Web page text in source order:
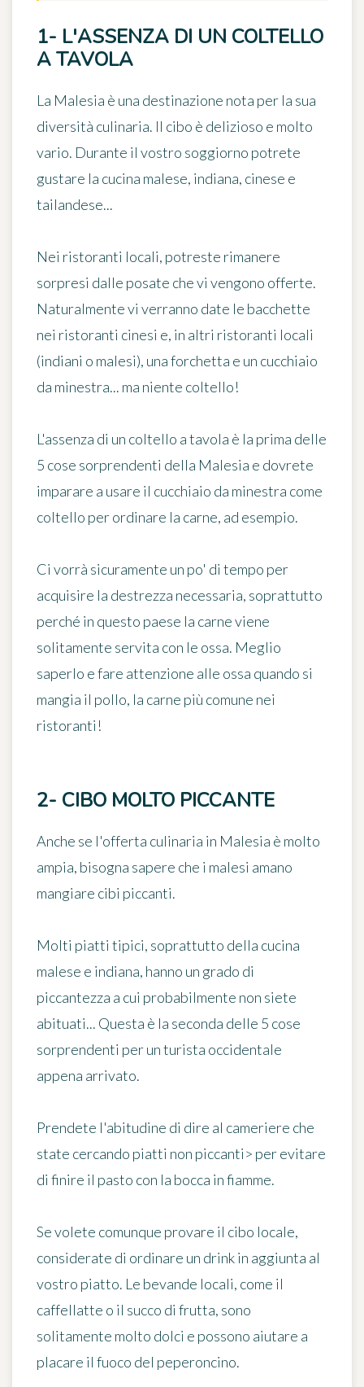
1- L'ASSENZA DI UN COLTELLO
A TAVOLA
La Malesia è una destinazione nota per la sua
diversità culinaria. Il cibo è delizioso e molto
vario. Durante il vostro soggiorno potrete
gustare la cucina malese, indiana, cinese e
tailandese...
Nei ristoranti locali, potreste rimanere
sorpresi dalle posate che vi vengono offerte.
Naturalmente vi verranno date le bacchette
nei ristoranti cinesi e, in altri ristoranti locali
(indiani o malesi), una forchetta e un cucchiaio
da minestra... ma niente coltello!
L'assenza di un coltello a tavola è la prima delle
5 cose sorprendenti della Malesia e dovrete
imparare a usare il cucchiaio da minestra come
coltello per ordinare la carne, ad esempio.
Ci vorrà sicuramente un po' di tempo per
acquisire la destrezza necessaria, soprattutto
perché in questo paese la carne viene
solitamente servita con le ossa. Meglio
saperlo e fare attenzione alle ossa quando si
mangia il pollo, la carne più comune nei
ristoranti!
2- CIBO MOLTO PICCANTE
Anche se l'offerta culinaria in Malesia è molto
ampia, bisogna sapere che i malesi amano
mangiare cibi piccanti.
Molti piatti tipici, soprattutto della cucina
malese e indiana, hanno un grado di
piccantezza a cui probabilmente non siete
abituati... Questa è la seconda delle 5 cose
sorprendenti per un turista occidentale
appena arrivato.
Prendete l'abitudine di dire al cameriere che
state cercando piatti non piccanti> per evitare
di finire il pasto con la bocca in fiamme.
Se volete comunque provare il cibo locale,
considerate di ordinare un drinkin aggiunta al
vostro piatto. Le bevande locali, come il
caffellatte o il succo di frutta, sono
solitamente molto dolci e possono aiutare a
placare il fuoco del peperoncino.